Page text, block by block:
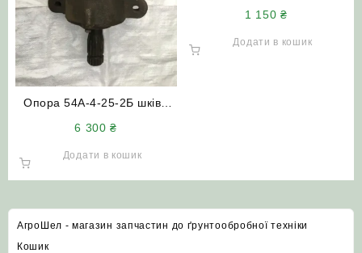
Опора 54А-4-25-2Б шківа
6 300₴
Додати в кошик
1 150₴
Додати в кошик
АгроШел - магазин запчастин до ґрунтообробної техніки
Кошик